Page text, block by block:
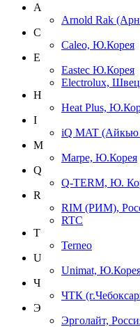
A
Arnold Rak
C
Caleo, Ю.Корея
E
Eastec Ю.Корея
Electrolux,
H
Heat Plus,
I
iQ MAT (Айкью
M
Marpe, Ю.Корея
Q
Q-TERM, Ю.
R
RIM (РИМ),
RTC
T
Terneo
U
Unimat,
Ч
ЧТК
Э
Эрголайт,